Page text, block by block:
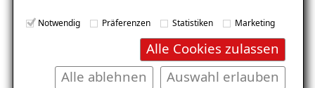
Notwendig Präferenzen Statistiken Marketing
Alle Cookies zulassen
Auswahl erlauben
Alle ablehnen